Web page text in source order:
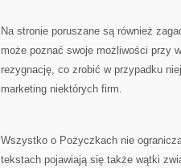
Na stronie poruszane są również
może poznać swoje możliwości przy
rezygnację, co zrobić w przypadku
marketing niektórych firm.
Wszystko o Pożyczkach nie
tekstach pojawiają się także wątki